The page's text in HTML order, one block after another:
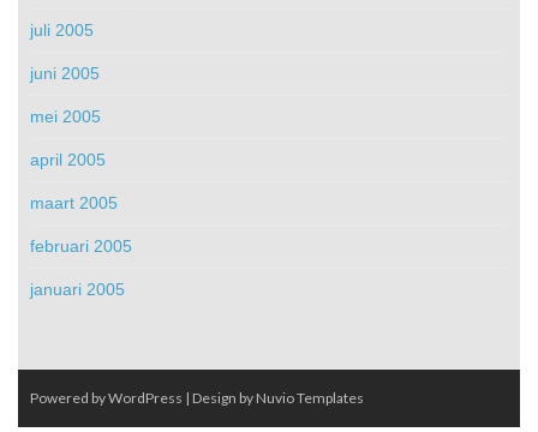
juli 2005
juni 2005
mei 2005
april 2005
maart 2005
februari 2005
januari 2005
Powered by WordPress | Design by Nuvio Templates